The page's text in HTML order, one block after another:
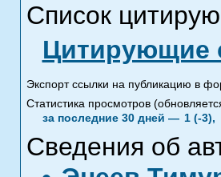
Список
Цитирующие
Экспорт ссылки на публикацию в
Статистика просмотров
за последние 30 дней — 1 (-3),
Сведения об